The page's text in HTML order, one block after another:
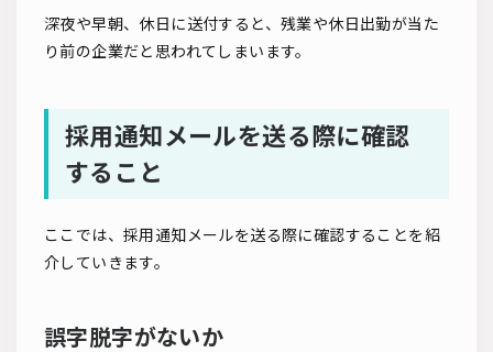
深夜や早朝、休日に送付すると、残業や休日出勤が当た
り前の企業だと思われてしまいます。
採用通知メールを送る際に確認
すること
ここでは、採用通知メールを送る際に確認することを紹
介していきます。
誤字脱字がないか